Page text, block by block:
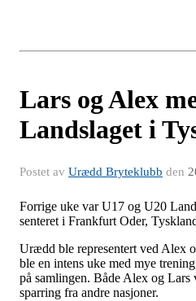
Lars og Alex
Landslaget i
Postet av Urædd Bryteklubb den
Forrige uke var U17 og U20
senteret i Frankfurt Oder,
Urædd ble representert ved Alex
ble en intens uke med mye
på samlingen. Både Alex og
sparring fra andre nasjoner.